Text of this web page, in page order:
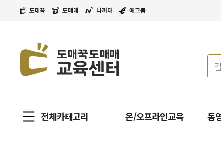
도매꾹 도매매 나까마 에그돔
전체카테고리 온/오프라인교육 동